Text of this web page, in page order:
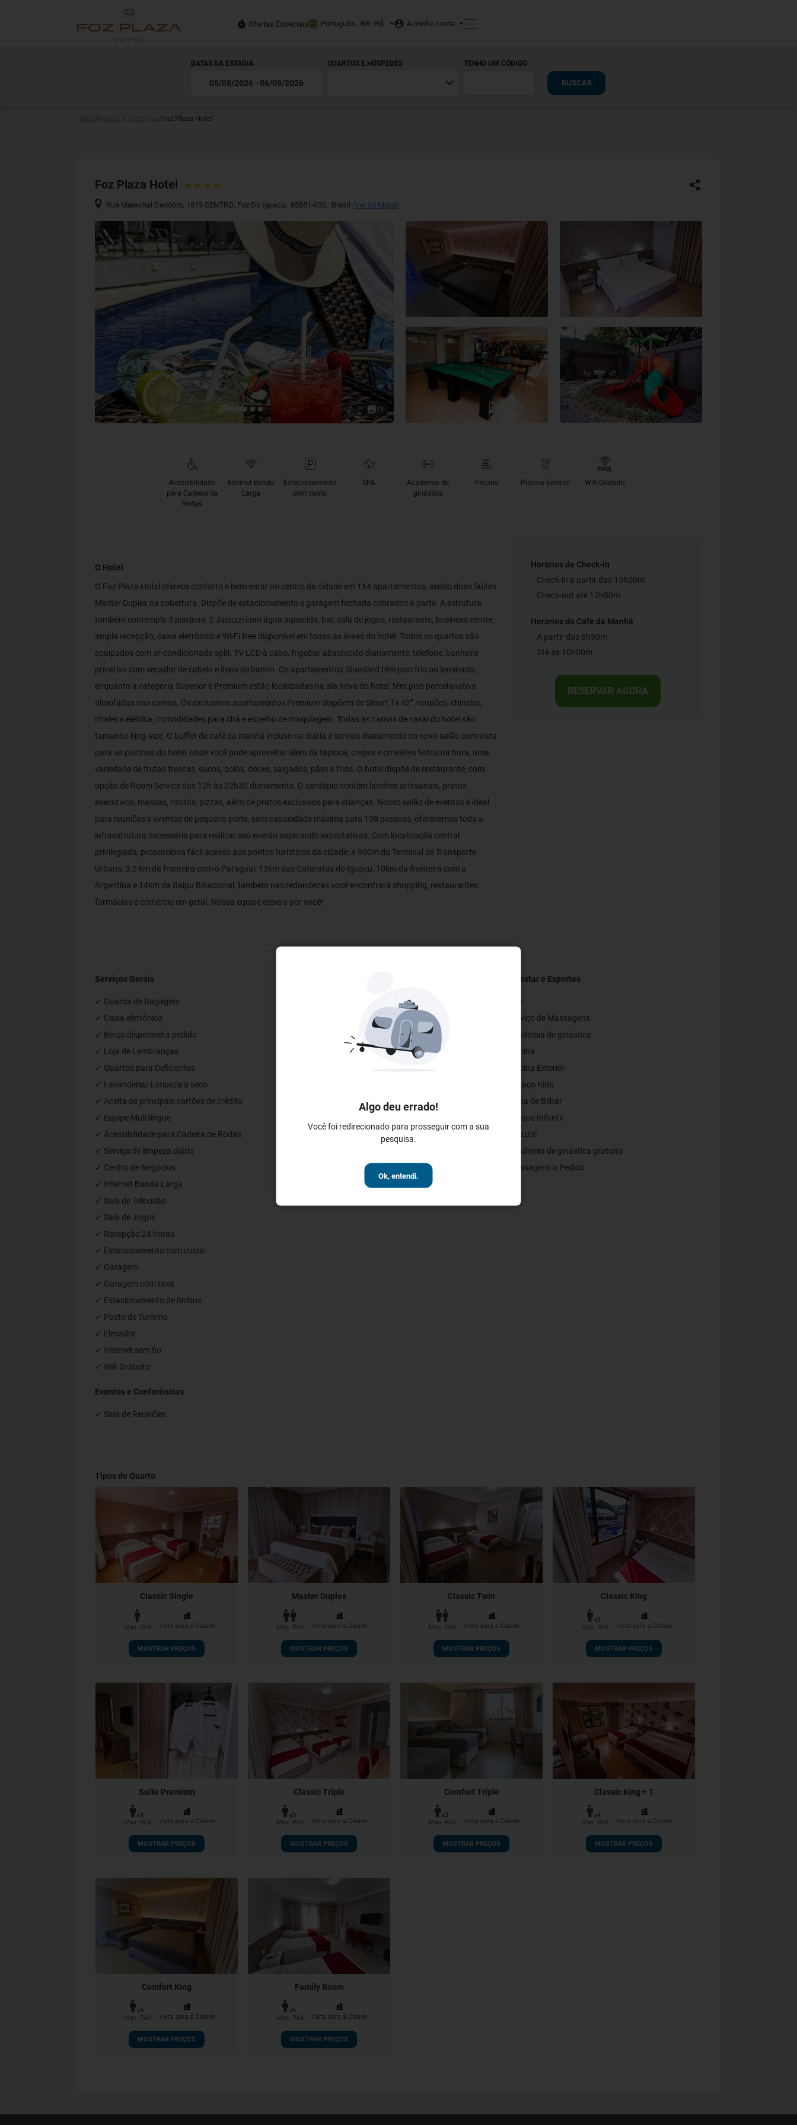
Ofertas Especiais Português , BR /R$ A minha conta
Algo deu errado!
Você foi redirecionado para prosseguir com a sua
pesquisa.
Ok, entendi.
DATAS DA ESTADIA QUARTOS E HÓSPEDES TENHO UM CÓDIGO
BUSCAR
/ /Foz Plaza Hotel
Foz Plaza Hotel
Rua Marechal Deodoro, 1819 CENTRO, Foz Do Iguacu, 85851-030, Brasil (Ver no Mapa)
71
Acessibilidade
para Cadeira de
Rodas
Internet Banda
Larga
Estacionamento
com custo
SPA
Academia de
ginástica
Piscina Piscina Exterior Wifi Gratuito
O Hotel
O Foz Plaza Hotel oferece conforto e bem-estar no centro da cidade em 114 apartamentos, sendo duas Suítes
Master Duplex na cobertura. Dispõe de estacionamento e garagem fechada cobrados à parte. A estrutura
também contempla 3 piscinas, 2 Jacuzzi com água aquecida, bar, sala de jogos, restaurante, business center,
ampla recepção, caixa eletrônico e Wi-Fi free disponível em todas as áreas do hotel. Todos os quartos são
equipados com ar-condicionado split, TV LCD à cabo, frigobar abastecido diariamente, telefone, banheiro
privativo com secador de cabelo e itens de banho. Os apartamentos Standard têm piso frio ou laminado,
enquanto a categoria Superior e Premium estão localizadas na ala nova do hotel, têm piso porcelanato e
almofadas nas camas. Os exclusivos apartamentos Premium dispõem de Smart Tv 42”, roupões, chinelos,
chaleira elétrica, comodidades para chá e espelho de maquiagem. Todas as camas de casal do hotel são
tamanho king-size. O buffet de café da manhã incluso na diária é servido diariamente no novo salão com vista
para as piscinas do hotel, onde você pode aproveitar além da tapioca, crepes e omeletes feitos na hora, uma
variedade de frutas frescas, sucos, bolos, doces, salgados, pães e frios. O hotel dispõe de restaurante, com
opção de Room Service das 12h às 22h30 diariamente. O cardápio contém lanches artesanais, pratos
executivos, massas, risotos, pizzas, além de pratos exclusivos para crianças. Nosso salão de eventos é ideal
para reuniões e eventos de pequeno porte, com capacidade máxima para 150 pessoas, oferecemos toda a
infraestrutura necessária para realizar seu evento superando expectativas. Com localização central
privilegiada, proporciona fácil acesso aos pontos turísticos da cidade: a 900m do Terminal de Transporte
Urbano; 3,5 km da fronteira com o Paraguai; 13km das Cataratas do Iguaçu, 10km da fronteira com a
Argentina e 14km da Itaipu Binacional, também nas redondezas você encontrará shopping, restaurantes,
farmácias e comércio em geral. Nossa equipe espera por você!
Horários de Check-in
Check-in a partir das 15h00m
Check-out até 12h00m
Horários do Café da Manhã
A partir das 6h30m
Até às 10h00m
RESERVAR AGORA
Serviços Gerais
✓ Guarda de Bagagem
✓ Caixa eletrônico
✓ Berço disponivel a pedido
✓ Loja de Lembranças
✓ Quartos para Deficientes
✓ Lavanderia/ Limpeza a seco
✓ Aceita os principais cartões de crédito
✓ Equipe Multilíngue
✓ Acessibilidade para Cadeira de Rodas
✓ Serviço de limpeza diário
✓ Centro de Negócios
✓ Internet Banda Larga
✓ Sala de Televisão
✓ Sala de Jogos
✓ Recepção 24 horas
✓ Estacionamento com custo
✓ Garagem
✓ Garagem com taxa
✓ Estacionamento de ônibus
✓ Posto de Turismo
✓ Elevador
✓ Internet sem fio
✓ Wifi Gratuito
✓ Restaurante
✓ Bar de Piscina
✓ Serviços de Cocktails
Bem-estar e Esportes
✓ SPA
✓ Serviço de Massagens
✓ Academia de ginástica
✓ Piscina
✓ Piscina Exterior
✓ Espaço Kids
✓ Mesa de Bilhar
✓ Parque Infantil
✓ Jacuzzi
✓ Academia de ginástica gratuita
✓ Massagens a Pedido
Eventos e Conferências
✓ Sala de Reuniões
Tipos de Quarto
Classic Single
Max. PAX Vista para a Cidade
MOSTRAR PREÇOS
Master Duplex
Max. PAX Vista para a Cidade
MOSTRAR PREÇOS
Classic Twin
Max. PAX Vista para a Cidade
MOSTRAR PREÇOS
Classic King
x3
Max. PAX
Vista para a Cidade
MOSTRAR PREÇOS
Suíte Premium
x3
Max. PAX
Vista para a Cidade
MOSTRAR PREÇOS
Classic Triple
x3
Max. PAX
Vista para a Cidade
MOSTRAR PREÇOS
Comfort Triple
x3
Max. PAX
Vista para a Cidade
MOSTRAR PREÇOS
Classic King + 1
x4
Max. PAX
Vista para a Cidade
MOSTRAR PREÇOS
Comfort King
x4
Max. PAX
Vista para a Cidade
MOSTRAR PREÇOS
Family Room
x5
Max. PAX
Vista para a Cidade
MOSTRAR PREÇOS